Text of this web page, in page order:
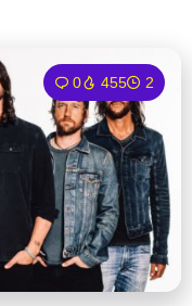
0 455 2